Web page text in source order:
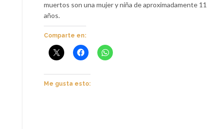
muertos son una mujer y niña de aproximadamente 11
años.
Comparte en:
Me gusta esto: